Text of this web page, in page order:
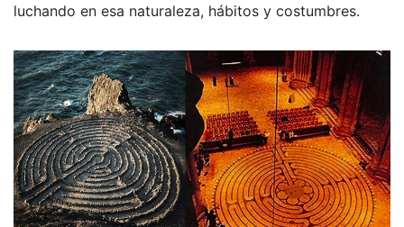
luchando en esa naturaleza, hábitos y costumbres.